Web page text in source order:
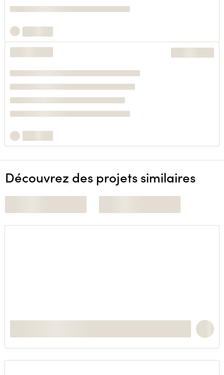
Découvrez des projets similaires